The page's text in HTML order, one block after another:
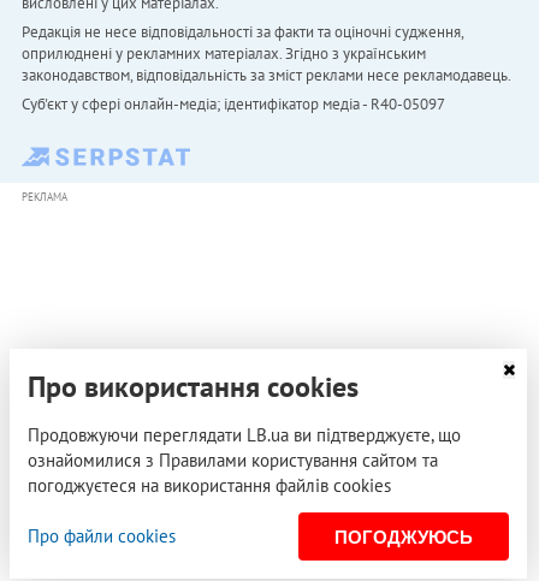
Редакція не несе відповідальності за факти та оціночні судження,
оприлюднені у рекламних матеріалах. Згідно з українським
законодавством, відповідальність за зміст реклами несе рекламодавець.
Cуб'єкт у сфері онлайн-медіа; ідентифікатор медіа - R40-05097
РЕКЛАМА
Про використання cookies
Продовжуючи переглядати LB.ua ви підтверджуєте, що
ознайомилися з Правилами користування сайтом та
погоджуєтеся на використання файлів cookies
Про файли cookies ПОГОДЖУЮСЬ